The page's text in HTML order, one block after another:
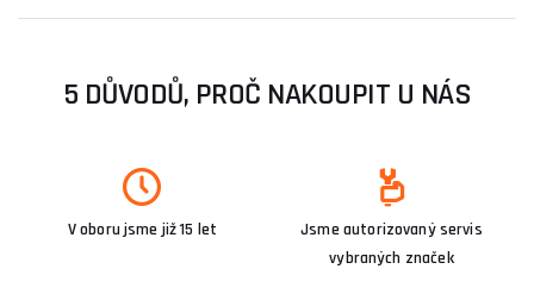
5 DŮVODŮ, PROČ NAKOUPIT U NÁS
V oboru jsme již 15 let
Jsme autorizovaný servis
vybraných značek